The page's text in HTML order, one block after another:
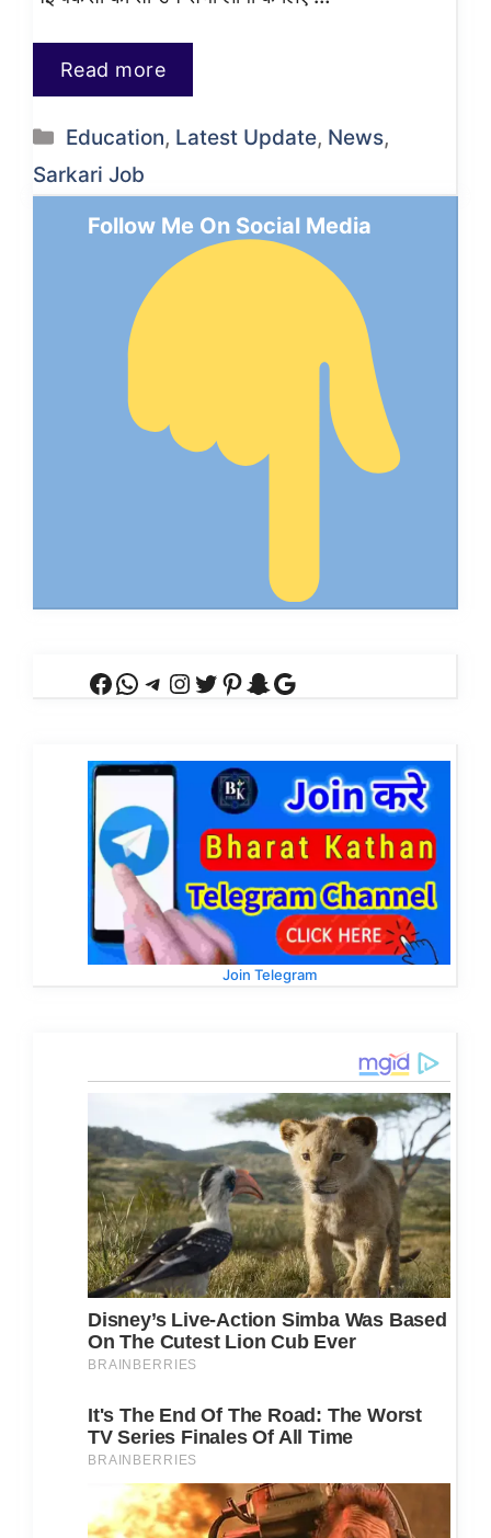
Read more
Categories
Education, Latest Update, News,
Sarkari Job
Follow Me On Social Media
Facebook
WhatsApp
Telegram
Instagram
Twitter
Pinterest
Snapchat
Google
Join Telegram